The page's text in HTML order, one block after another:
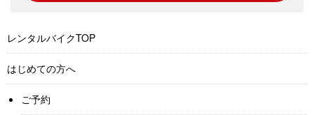
レンタルバイクTOP
はじめての方へ
ご予約